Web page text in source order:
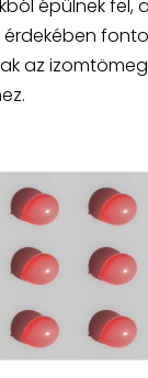
épülnek fel,
az